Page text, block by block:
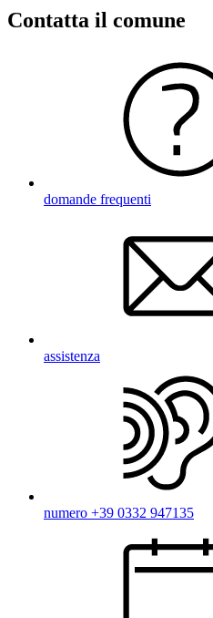
Contatta il comune
domande frequenti
assistenza
numero +39 0332 947135